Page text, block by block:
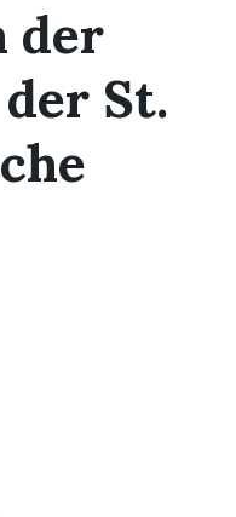
der
St.